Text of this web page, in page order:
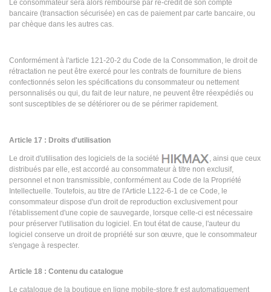
Le consommateur sera alors remboursé par re-crédit de son compte
bancaire (transaction sécurisée) en cas de paiement par carte bancaire, ou
par chèque dans les autres cas.
Conformément à l'article 121-20-2 du Code de la Consommation, le droit de
rétractation ne peut être exercé pour les contrats de fourniture de biens
confectionnés selon les spécifications du consommateur ou nettement
personnalisés ou qui, du fait de leur nature, ne peuvent être réexpédiés ou
sont susceptibles de se détériorer ou de se périmer rapidement.
Article 17 : Droits d'utilisation
Le droit d'utilisation des logiciels de la société
, ainsi que ceux
distribués par elle, est accordé au consommateur à titre non exclusif,
personnel et non transmissible, conformément au Code de la Propriété
Intellectuelle. Toutefois, au titre de l'Article L122-6-1 de ce Code, le
consommateur dispose d'un droit de reproduction exclusivement pour
l'établissement d'une copie de sauvegarde, lorsque celle-ci est nécessaire
pour préserver l'utilisation du logiciel. En tout état de cause, l'auteur du
logiciel conserve un droit de propriété sur son œuvre, que le consommateur
s'engage à respecter.
Article 18 : Contenu du catalogue
Le catalogue de la boutique en ligne mobile-store.fr est automatiquement